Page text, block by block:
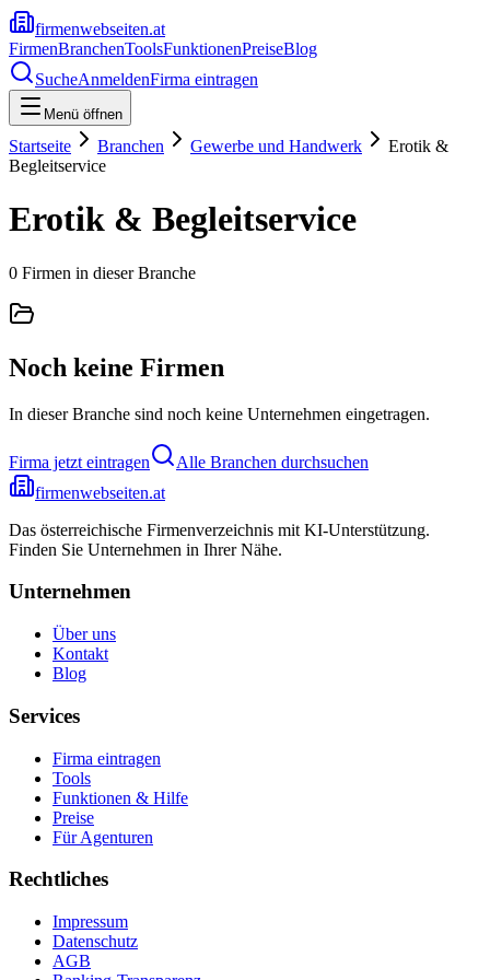
firmenwebseiten.at
FirmenBranchenToolsFunktionenPreiseBlog
SucheAnmeldenFirma eintragen
Menü öffnen
Startseite Branchen Gewerbe und Handwerk
Erotik &
Begleitservice
Erotik & Begleitservice
0 Firmen in dieser Branche
Noch keine Firmen
In dieser Branche sind noch keine Unternehmen eingetragen.
Firma jetzt eintragen
Alle Branchen durchsuchen
firmenwebseiten.at
Das österreichische Firmenverzeichnis mit KI-Unterstützung.
Finden Sie Unternehmen in Ihrer Nähe.
Unternehmen
Über uns
Kontakt
Blog
Services
Firma eintragen
Tools
Funktionen & Hilfe
Preise
Für Agenturen
Rechtliches
Impressum
Datenschutz
AGB